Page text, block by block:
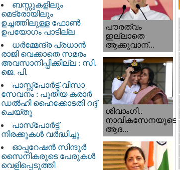
ബസ്സുകളിലും
മെട്രോയിലും
ഉച്ചത്തിലുള്ള ഫോൺ
ഉപയോഗം പാടില്ല
ധര്‍മ്മേന്ദ്ര പ്രധാൻ
രാജി വെക്കാതെ സമരം
അവസാനിപ്പിക്കില്ല : സി.
ജെ. പി.
പാസ്സ്പോർട്ട്-വിസാ
സേവനം : പുതിയ കരാർ
ഡൽഹി ഹൈക്കോടതി റദ്ദ്
ചെയ്തു
പാസ്‌പോർട്ട്
നിരക്കുകൾ വർദ്ധിച്ചു
ഓപ്പറേഷൻ സിന്ദൂർ
സൈനികരുടെ പേരുകൾ
വെളിപ്പെടുത്തി
പൗരത്വം
ഇല്ലാതെ
ആക്കുവാന്...
ശിവാംഗി..
നാവികസേനയുടെ
ആദ...